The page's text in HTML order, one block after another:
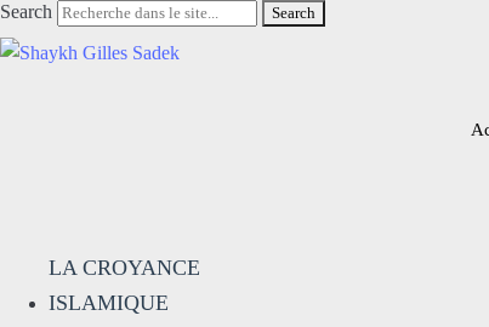
Search Search
LA CROYANCE
ISLAMIQUE